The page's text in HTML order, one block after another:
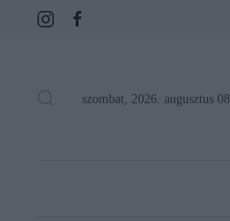
szombat, 2026. augusztus 08.